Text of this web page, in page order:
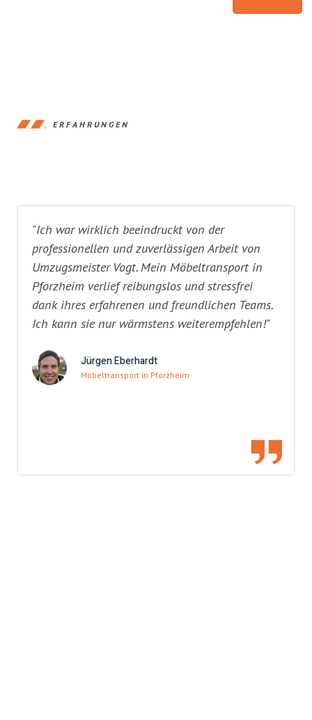
ERFAHRUNGEN
"Ich war wirklich beeindruckt von der
professionellen und zuverlässigen Arbeit von
Umzugsmeister Vogt. Mein Möbeltransport in
Pforzheim verlief reibungslos und stressfrei
dank ihres erfahrenen und freundlichen Teams.
Ich kann sie nur wärmstens weiterempfehlen!"
Jürgen Eberhardt
Möbeltransport in Pforzheim